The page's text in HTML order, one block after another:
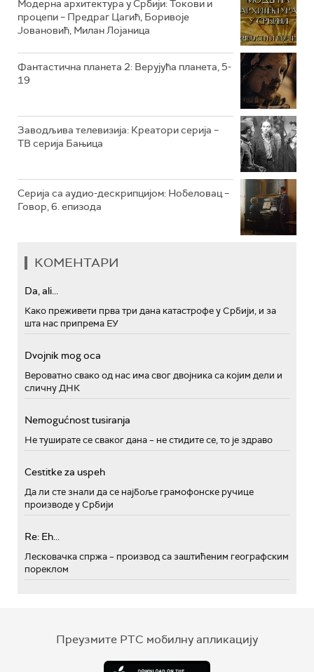
Модерна архитектура у Србији: Токови и
процепи – Предраг Цагић, Боривоје
Јовановић, Милан Лојаница
Фантастична планета 2: Верујућа планета, 5-
19
Заводљива телевизија: Креатори серија –
ТВ серија Бањица
Серија са аудио-дескрипцијом: Нобеловац –
Говор, 6. епизода
КОМЕНТАРИ
Da, ali...
Како преживети прва три дана катастрофе у Србији, и за
шта нас припрема ЕУ
Dvojnik mog oca
Вероватно свако од нас има свог двојника са којим дели и
сличну ДНК
Nemogućnost tusiranja
Не туширате се сваког дана – не стидите се, то је здраво
Cestitke za uspeh
Да ли сте знали да се најбоље грамофонске ручице
производе у Србији
Re: Eh...
Лесковачка спржа – производ са заштићеним географским
пореклом
Преузмите РТС мобилну апликацију